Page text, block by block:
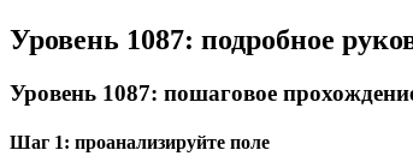
Уровень 1087: подробное
Уровень 1087: пошаговое
Шаг 1: проанализируйте поле